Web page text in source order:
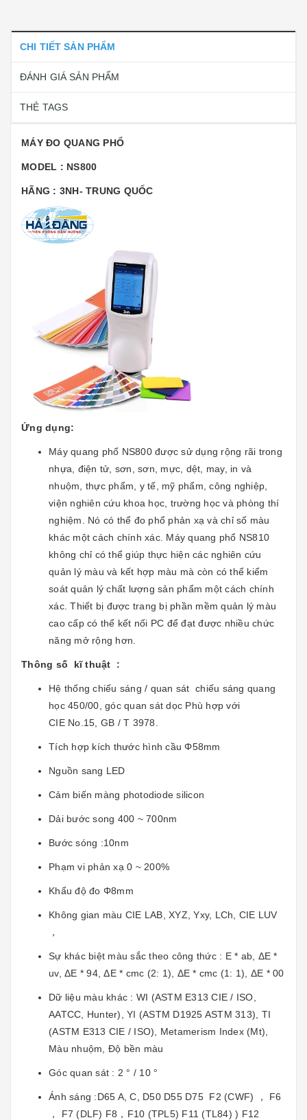
CHI TIẾT SẢN PHẨM
ĐÁNH GIÁ SẢN PHẨM
THẺ TAGS
MÁY ĐO QUANG PHỔ
MODEL : NS800
HÃNG : 3NH- TRUNG QUỐC
Ứng dụng:
Máy quang phổ NS800 được sử dụng rộng rãi trong
nhựa, điện tử, sơn, sơn, mực, dệt, may, in và
nhuộm, thực phẩm, y tế, mỹ phẩm, công nghiệp,
viện nghiên cứu khoa học, trường học và phòng thí
nghiệm. Nó có thể đo phổ phản xạ và chỉ số màu
khác một cách chính xác. Máy quang phổ NS810
không chỉ có thể giúp thực hiện các nghiên cứu
quản lý màu và kết hợp màu mà còn có thể kiểm
soát quản lý chất lượng sản phẩm một cách chính
xác. Thiết bị được trang bị phần mềm quản lý màu
cao cấp có thể kết nối PC để đạt được nhiều chức
năng mở rộng hơn.
Thông số kĩ thuật :
Hệ thống chiếu sáng / quan sát chiếu sáng quang
học 450/00, góc quan sát dọc Phù hợp với
CIE No.15, GB / T 3978.
Tích hợp kích thước hình cầu Φ58mm
Nguồn sang LED
Cảm biến màng photodiode silicon
Dải bước song 400 ~ 700nm
Bước sóng :10nm
Phạm vi phản xạ 0 ~ 200%
Khẩu độ đo Φ8mm
Không gian màu CIE LAB, XYZ, Yxy, LCh, CIE LUV
，
Sự khác biệt màu sắc theo công thức : E * ab, ΔE *
uv, ΔE * 94, ΔE * cmc (2: 1), ΔE * cmc (1: 1), ΔE * 00
Dữ liệu màu khác : WI (ASTM E313 CIE / ISO,
AATCC, Hunter), YI (ASTM D1925 ASTM 313), TI
(ASTM E313 CIE / ISO), Metamerism Index (Mt),
Màu nhuộm, Độ bền màu
Góc quan sát : 2 ° / 10 °
Ánh sáng :D65 A, C, D50 D55 D75 F2 (CWF) ， F6
， F7 (DLF) F8，F10 (TPL5) F11 (TL84) ) F12